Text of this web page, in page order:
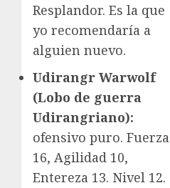
Resplandor. Es la que
yo recomendaría a
alguien nuevo.
Udirangr Warwolf
(Lobo de guerra
Udirangriano):
ofensivo puro. Fuerza
16, Agilidad 10,
Entereza 13. Nivel 12.